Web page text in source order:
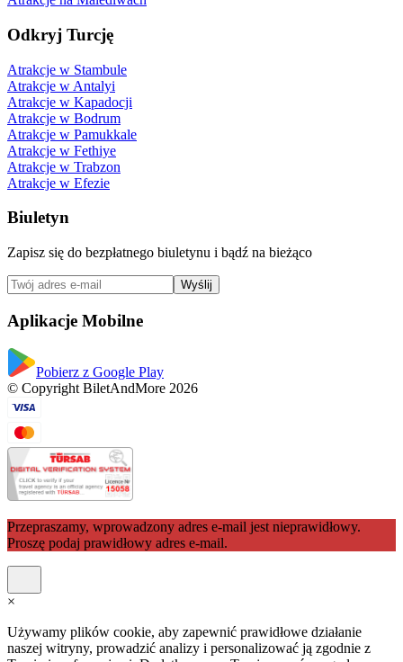
Odkryj Turcję
Atrakcje w Stambule
Atrakcje w Antalyi
Atrakcje w Kapadocji
Atrakcje w Bodrum
Atrakcje w Pamukkale
Atrakcje w Fethiye
Atrakcje w Trabzon
Atrakcje w Efezie
Biuletyn
Zapisz się do bezpłatnego biuletynu i bądź na bieżąco
Wyślij
Aplikacje Mobilne
Pobierz z Google Play
© Copyright BiletAndMore 2026
Przepraszamy, wprowadzony adres e-mail jest nieprawidłowy.
Proszę podaj prawidłowy adres e-mail.
×
Używamy plików cookie, aby zapewnić prawidłowe działanie
naszej witryny, prowadzić analizy i personalizować ją zgodnie z